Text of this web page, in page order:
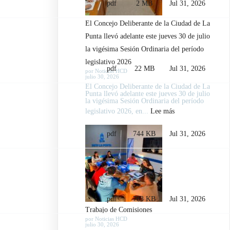
pdf
2 MB Jul 31, 2026
pdf
22 MB Jul 31, 2026
pdf
744 KB Jul 31, 2026
pdf
763 KB Jul 31, 2026
Punta
avanzaron
en
el
tratamiento
de
expedientes
legislativos
El Concejo Deliberante de la Ciudad de La
Punta llevó adelante este jueves 30 de julio
la vigésima Sesión Ordinaria del período
legislativo 2026
por Noticias HCD
julio 30, 2026
El Concejo Deliberante de la Ciudad de La
Punta llevó adelante este jueves 30 de julio
la vigésima Sesión Ordinaria del período
legislativo 2026, en... Lee más:
Concejo
de
Trabajo de Comisiones
por Noticias HCD
julio 30, 2026